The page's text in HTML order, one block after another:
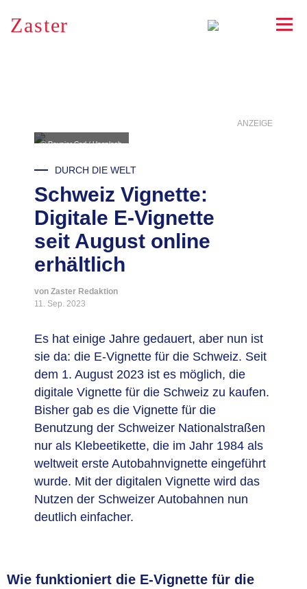
RSS
Zaster
ANZEIGE
© Reynier Carl / Unsplash
DURCH DIE WELT
Schweiz Vignette:
Digitale E-Vignette
seit August online
erhältlich
von Zaster Redaktion
11. Sep. 2023
Es hat einige Jahre gedauert, aber nun ist
sie da: die E-Vignette für die Schweiz. Seit
dem 1. August 2023 ist es möglich, die
digitale Vignette für die Schweiz zu kaufen.
Bisher gab es die Vignette für die
Benutzung der Schweizer Nationalstraßen
nur als Klebeetikette, die im Jahr 1984 als
weltweit erste Autobahnvignette eingeführt
wurde. Mit der digitalen Vignette wird das
Nutzen der Schweizer Autobahnen nun
deutlich einfacher.
Wie funktioniert die E-Vignette für die